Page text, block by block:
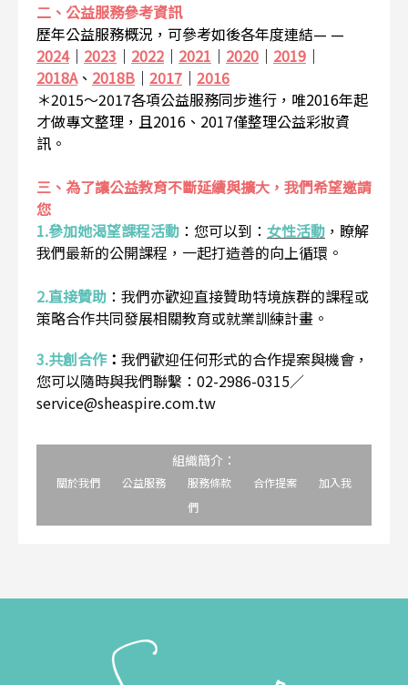
二、公益服務參考資訊
歷年公益服務概況，可參考如後各年度連結— —
2024｜ 2023 ｜ 2022 ｜ 2021 ｜ 2020 ｜ 2019 ｜
2018A、 2018B ｜ 2017 ｜ 2016
＊2015～2017各項公益服務同步進行，唯2016年起
才做專文整理，且2016、2017僅整理公益彩妝資
訊。
三、為了讓公益教育不斷延續與擴大，我們希望邀請
您
1.參加她渴望課程活動 ： 您可以到： 女性活動 ，瞭解
我們最新的公開課程，一起打造善的向上循環。
2.直接贊助 ： 我們亦歡迎直接贊助特境族群的課程或
策略合作共同發展相關教育或就業訓練計畫。
3.共創合作： 我們歡迎任何形式的合作提案與機會，
您可以隨時與我們聯繫：02-2986-0315／
service@sheaspire.com.tw
組織簡介：
關於我們 公益服務 服務條款 合作提案
加入我
們